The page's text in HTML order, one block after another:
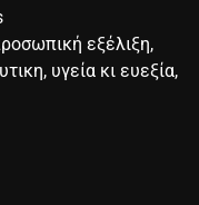
εξέλιξη,
υγεία κι ευεξία,